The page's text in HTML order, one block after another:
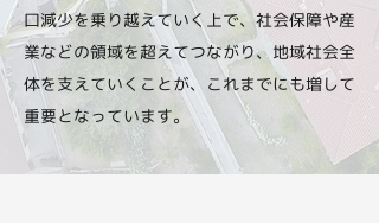
口減少を乗り越えていく上で、社会保障や産
業などの領域を超えてつながり、地域社会全
体を支えていくことが、これまでにも増して
重要となっています。